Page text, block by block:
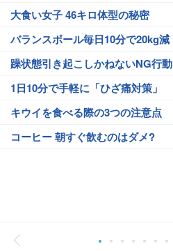
大食い女子 46キロ体型の秘密
バランスボール毎日10分で20kg減
躁状態引き起こしかねないNG行動
1日10分で手軽に「ひざ痛対策」
キウイを食べる際の3つの注意点
コーヒー 朝すぐ飲むのはダメ?